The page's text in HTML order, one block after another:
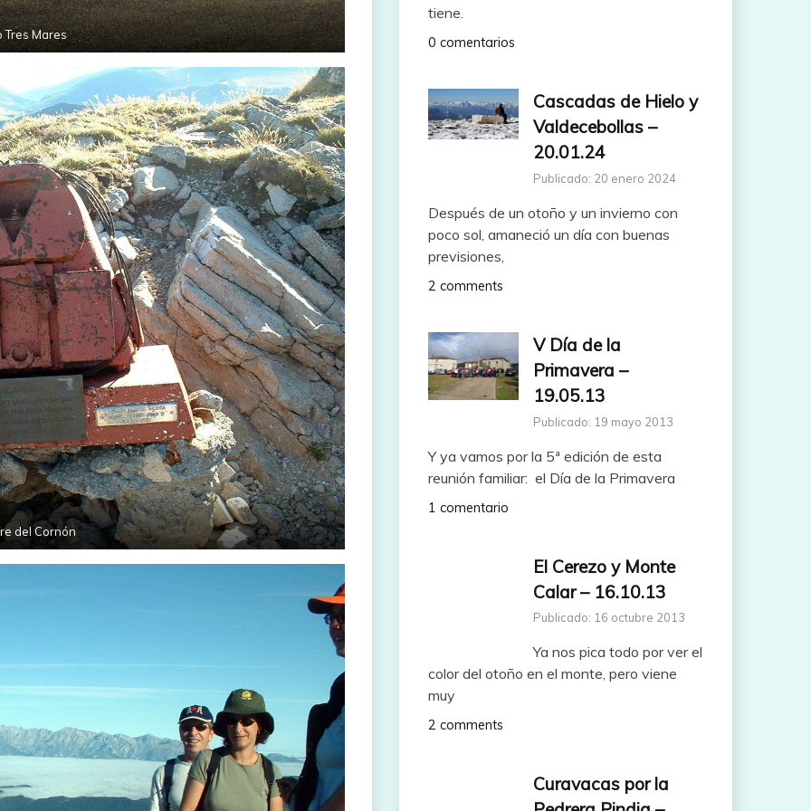
Tres Mares
del Cornón
tiene.
0 comentarios
Cascadas de Hielo y
Valdecebollas –
20.01.24
Publicado: 20 enero 2024
Después de un otoño y un invierno con
poco sol, amaneció un día con buenas
previsiones,
2 comments
V Día de la
Primavera –
19.05.13
Publicado: 19 mayo 2013
Y ya vamos por la 5ª edición de esta
reunión familiar: el Día de la Primavera
1 comentario
El Cerezo y Monte
Calar – 16.10.13
Publicado: 16 octubre 2013
Ya nos pica todo por ver el
color del otoño en el monte, pero viene
muy
2 comments
Curavacas por la